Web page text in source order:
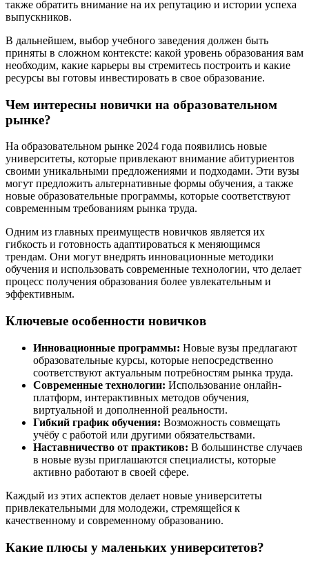
также обратить внимание на их репутацию и истории успеха
выпускников.
В дальнейшем, выбор учебного заведения должен быть
приняты в сложном контексте: какой уровень образования вам
необходим, какие карьеры вы стремитесь построить и какие
ресурсы вы готовы инвестировать в свое образование.
Чем интересны новички на образовательном
рынке?
На образовательном рынке 2024 года появились новые
университеты, которые привлекают внимание абитуриентов
своими уникальными предложениями и подходами. Эти вузы
могут предложить альтернативные формы обучения, а также
новые образовательные программы, которые соответствуют
современным требованиям рынка труда.
Одним из главных преимуществ новичков является их
гибкость и готовность адаптироваться к меняющимся
трендам. Они могут внедрять инновационные методики
обучения и использовать современные технологии, что делает
процесс получения образования более увлекательным и
эффективным.
Ключевые особенности новичков
Инновационные программы: Новые вузы предлагают
образовательные курсы, которые непосредственно
соответствуют актуальным потребностям рынка труда.
Современные технологии: Использование онлайн-
платформ, интерактивных методов обучения,
виртуальной и дополненной реальности.
Гибкий график обучения: Возможность совмещать
учёбу с работой или другими обязательствами.
Наставничество от практиков: В большинстве случаев
в новые вузы приглашаются специалисты, которые
активно работают в своей сфере.
Каждый из этих аспектов делает новые университеты
привлекательными для молодежи, стремящейся к
качественному и современному образованию.
Какие плюсы у маленьких университетов?